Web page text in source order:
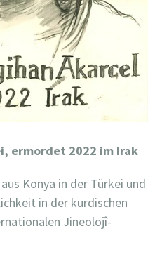
ermordet 2022 im Irak
Konya in der Türkei und
in der kurdischen
Jineolojî-